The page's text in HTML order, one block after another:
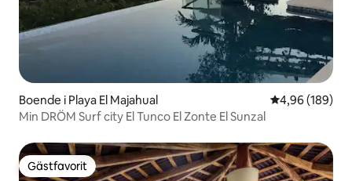
Boende i Playa El Majahual 4,96 av 5 i
4,96 (189)
Min DRÖM Surf city El Tunco El Zonte El Sunzal
Gästfavorit
Gästfavorit